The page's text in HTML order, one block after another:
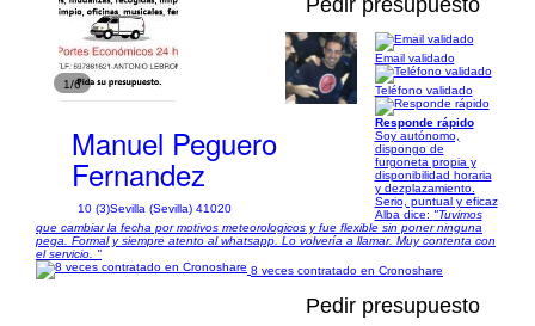
1/6
Pedir presupuesto
Manuel Peguero
Fernandez
10 (3)Sevilla (Sevilla) 41020
Email validado
Teléfono validado
Responde rápido
Soy autónomo,
dispongo de
furgoneta propia y
disponibilidad horaria
y dezplazamiento.
Serio, puntual y eficaz
Alba dice: "Tuvimos
que cambiar la fecha por motivos meteorologicos y fue flexible sin poner ninguna
pega. Formal y siempre atento al whatsapp. Lo volvería a llamar. Muy contenta con
el servicio. "
8 veces contratado en Cronoshare
Pedir presupuesto